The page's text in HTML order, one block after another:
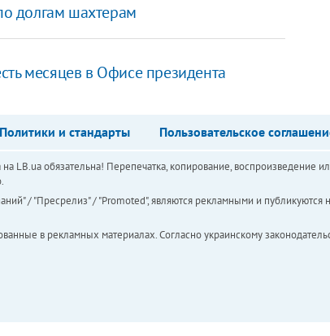
долгам шахтерам
месяцев в Офисе президента
Политики и стандарты Пользовательское
LB.ua обязательна! Перепечатка, копирование, воспроизведение
/ "Пресрелиз" / "Promoted", являются рекламными и публикуются
в рекламных материалах. Согласно украинскому